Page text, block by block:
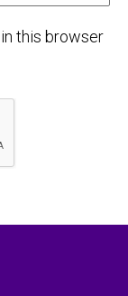
this browser